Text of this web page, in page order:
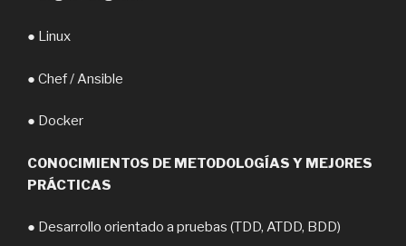
● Linux
● Chef / Ansible
● Docker
CONOCIMIENTOS DE METODOLOGÍAS Y MEJORES
PRÁCTICAS
● Desarrollo orientado a pruebas (TDD, ATDD, BDD)